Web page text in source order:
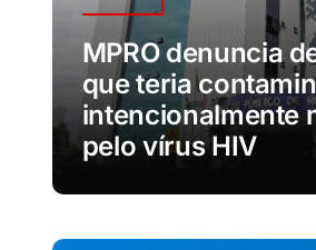
MPRO denuncia
que teria
intencionalmente
pelo vírus HIV